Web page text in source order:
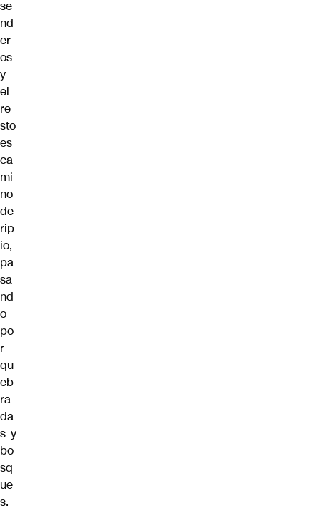
se
nd
er
os
y
el
re
sto
es
ca
mi
no
de
rip
io,
pa
sa
nd
o
po
r
qu
eb
ra
da
s y
bo
sq
ue
s.